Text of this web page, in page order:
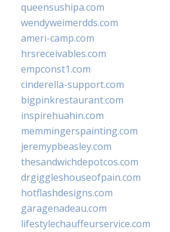
queensushipa.com
wendyweimerdds.com
ameri-camp.com
hrsreceivables.com
empconst1.com
cinderella-support.com
bigpinkrestaurant.com
inspirehuahin.com
memmingerspainting.com
jeremypbeasley.com
thesandwichdepotcos.com
drgiggleshouseofpain.com
hotflashdesigns.com
garagenadeau.com
lifestylechauffeurservice.com